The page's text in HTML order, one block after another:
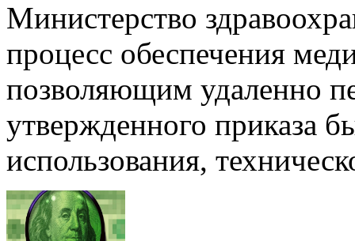
Министерство
процесс обеспечения
позволяющим удаленно
утвержденного приказа
использования,